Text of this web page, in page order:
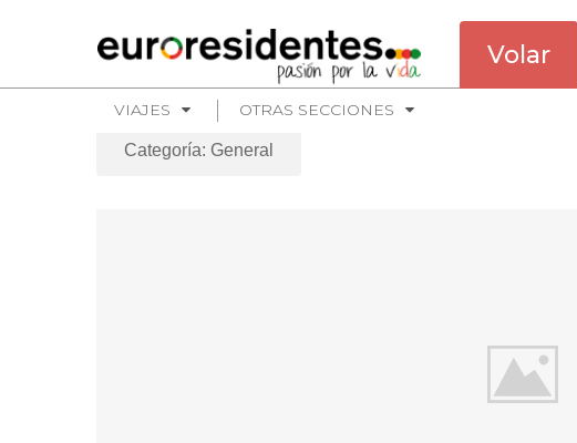
Volar
VIAJES OTRAS SECCIONES
Categoría: General